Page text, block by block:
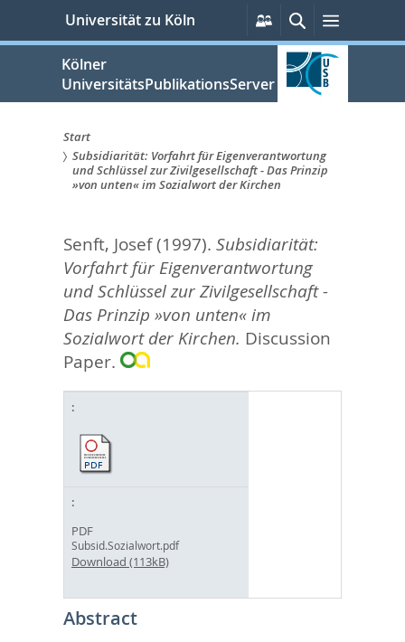
springen
Universität zu Köln
Persönliche
Services
Suche
Kölner
UniversitätsPublikationsServer
Sie
hier:
Start
Subsidiarität: Vorfahrt für Eigenverantwortung
und Schlüssel zur Zivilgesellschaft - Das Prinzip
»von unten« im Sozialwort der Kirchen
Senft, Josef(1997). Subsidiarität:
Vorfahrt für Eigenverantwortung
und Schlüssel zur Zivilgesellschaft -
Das Prinzip »von unten« im
Sozialwort der Kirchen. Discussion
Paper.
PDF
Subsid.Sozialwort.pdf
Download (113kB)
Abstract